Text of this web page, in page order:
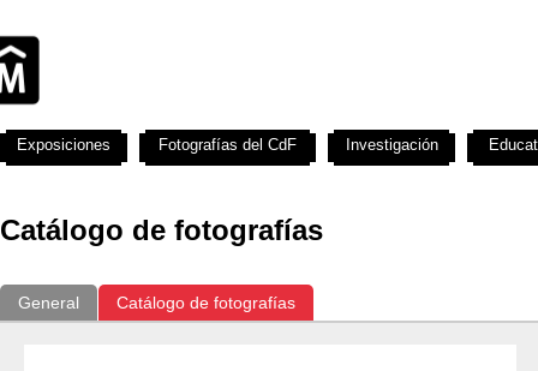
Catálogo de fotografías
General Catálogo de fotografías
Exposiciones Fotografías del CdF Investigación